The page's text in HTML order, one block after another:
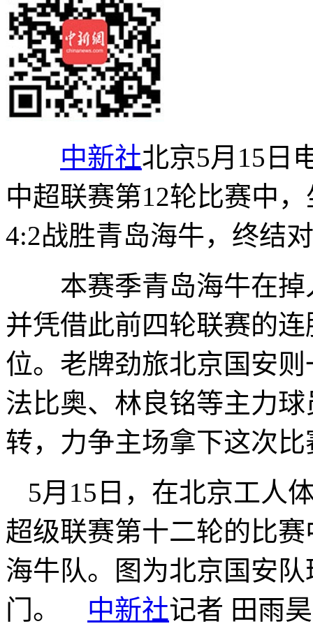
中新社北京5月15日
中超联赛第12轮比赛中
4:2战胜青岛海牛，终结
本赛季青岛海牛在掉
并凭借此前四轮联赛的
位。老牌劲旅北京国安
法比奥、林良铭等主力
转，力争主场拿下这次比
5月15日，在北京工人
超级联赛第十二轮的比
海牛队。图为北京国安
门。 中新社记者 田雨